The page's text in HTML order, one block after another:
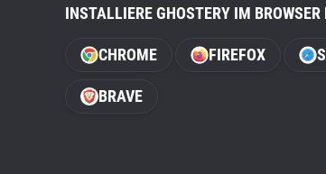
INSTALLIERE GHOSTERY IM BROWSER
CHROME FIREFOX
BRAVE